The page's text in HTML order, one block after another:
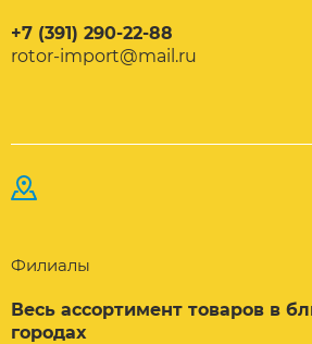
+7 (391) 290-22-88
rotor-import@mail.ru
Филиалы
Весь ассортимент товаров в
городах